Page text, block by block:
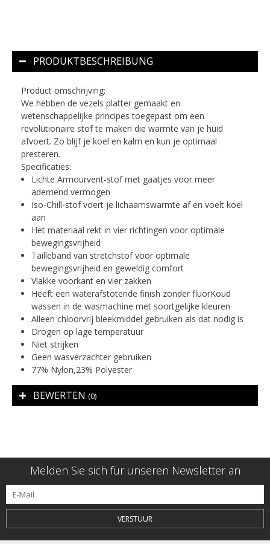
PRODUKTBESCHREIBUNG
Product omschrijving:
We hebben de vezels platter gemaakt en
wetenschappelijke principes toegepast om een
revolutionaire stof te maken die warmte van je huid
afvoert. Zo blijf je koel en kalm en kun je optimaal
presteren.
Specificaties:
Lichte Armourvent-stof met gaatjes voor meer
ademend vermogen
Iso-Chill-stof voert je lichaamswarmte af en voelt koel
aan
Het materiaal rekt in vier richtingen voor optimale
bewegingsvrijheid
Tailleband van stretchstof voor optimale
bewegingsvrijheid en geweldig comfort
Vlakke voorkant en vier zakken
Heeft een waterafstotende finish zonder fluorKoud
wassen in de wasmachine met soortgelijke kleuren
Alleen chloorvrij bleekmiddel gebruiken als dat nodig is
Drogen op lage temperatuur
Niet strijken
Geen wasverzachter gebruiken
77% Nylon,23% Polyester
BEWERTEN (0)
Melden Sie sich für unseren Newsletter an
VERSTUUR